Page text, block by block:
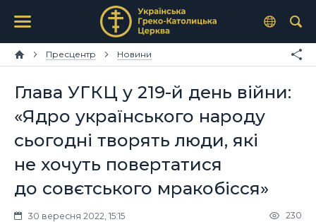
Пресцентр Новини
Глава УГКЦ у 219-й день війни:
«Ядро українського народу
сьогодні творять люди, які
не хочуть повертатися
до совєтського мракобісся»
30 вересня 2022, 15:15 230